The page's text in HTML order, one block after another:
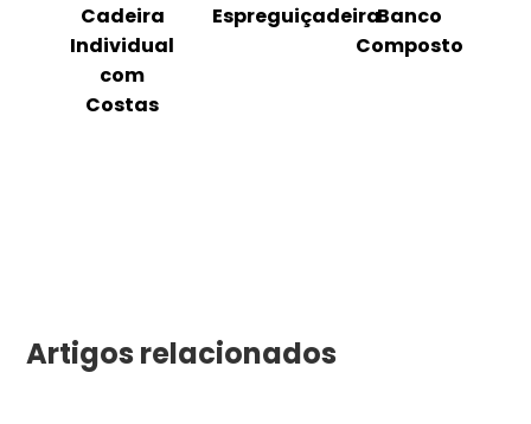
Cadeira
Individual
com
Costas
EspreguiçadeiraBanco
Composto
Artigos relacionados